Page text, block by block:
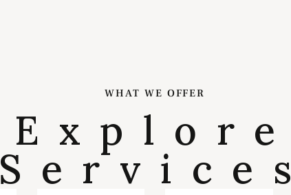
WHAT WE OFFER
Explore
Services